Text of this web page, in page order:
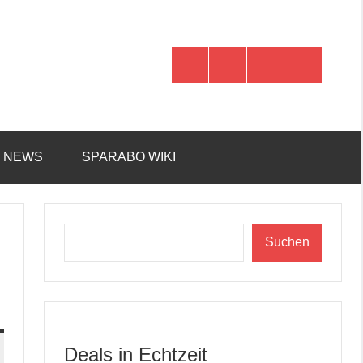
NEWS SPARABO WIKI
Suchen
Deals in Echtzeit